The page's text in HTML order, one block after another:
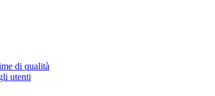
di qualità
utenti